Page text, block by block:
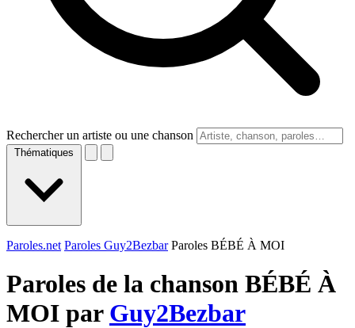
Rechercher un artiste ou une chanson
Thématiques
Paroles.net Paroles Guy2Bezbar Paroles BÉBÉ À MOI
Paroles de la chanson BÉBÉ À
MOI par Guy2Bezbar